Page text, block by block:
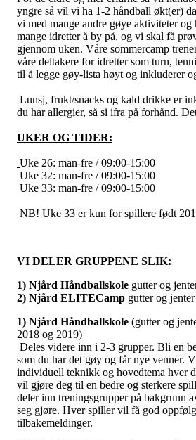
yngre så vil vi ha 1-2 håndball økt(er)
vi med mange andre gøye aktiviteter
mange idretter å by på, og vi skal få
gjennom uken. Våre sommercamp
våre deltakere for idretter som turn,
til å legge gøy-lista høyt og inkluderer
Lunsj, frukt/snacks og kald drikke er
du har allergier, så si ifra på forhånd.
UKER OG TIDER:
Uke 26: man-fre / 09:00-15:00
Uke 32: man-fre / 09:00-15:00
Uke 33: man-fre / 09:00-15:00
NB! Uke 33 er kun for spillere født
VI DELER GRUPPENE SLIK:
1) Njård Håndballskole gutter og
2) Njård ELITECamp gutter og
1) Njård Håndballskole (gutter og
2018 og 2019)
Deles videre inn i 2-3 grupper. Bli en
som du har det gøy og får nye venner.
individuell teknikk og hovedtema hver
vil gjøre deg til en bedre og sterkere
deler inn treningsgrupper på bakgrunn
seg gjøre. Hver spiller vil få god
tilbakemeldinger.